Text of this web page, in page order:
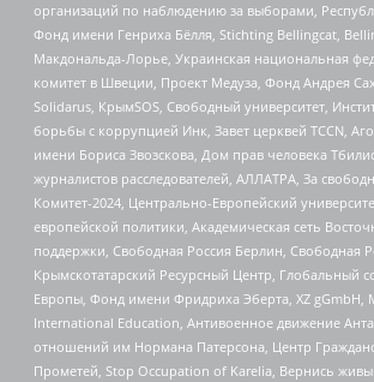
организаций по наблюдению за выборами,
Фонд имени Генриха Бёлля, Stichting Bellingcat,
Макдональда-Лорье, Украинская национальная
комитет в Швеции, Проект Медуза, Фонд Андрея
Solidarus, КрымSOS, Свободный университет,
борьбы с коррупцией Инк, Завет церквей TCCN,
имени Бориса Звозскова, Дом прав человека
журналистов расследователей, АЛЛАТРА, За
Комитет-2024, Центрально-Европейский
европейской политики, Академическая сеть
поддержки, Свободная Россия Берлин, Свободная
Крымскотатарский Ресурсный Центр, Глобальный
Европы, Фонд имени Фридриха Эберта, XZ
International Education, Антивоенное движение
отношений им Нормана Патерсона, Центр
Прометей, Stop Occupation of Karelia, Вернись